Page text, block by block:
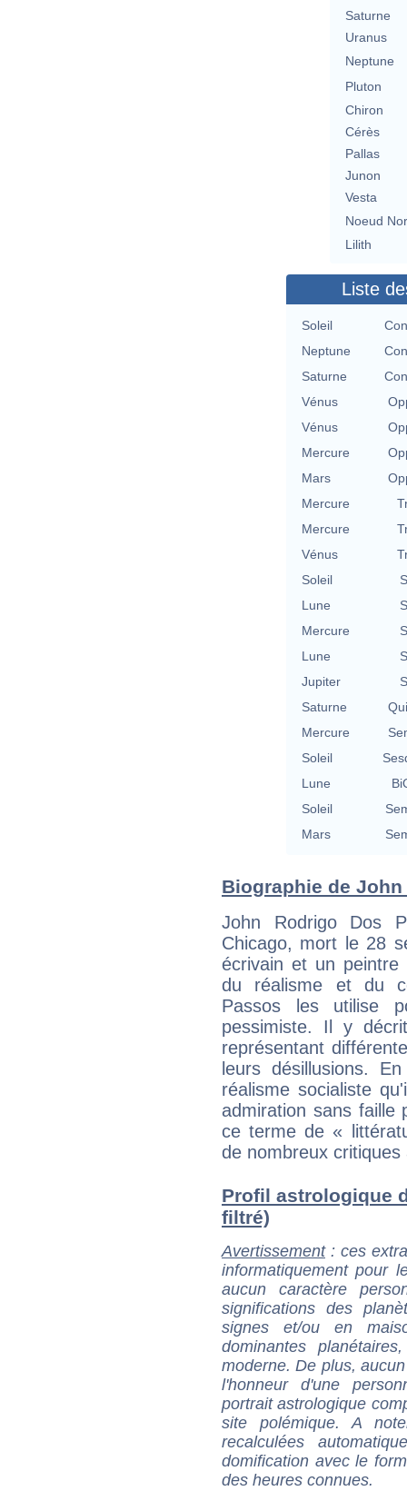
Saturne
Uranus
Neptune
Pluton
Chiron
Cérès
Pallas
Junon
Vesta
Noeud
Lilith
Liste
Soleil
Neptune
Saturne
Vénus
Vénus
Mercure
Mars
Mercure
Mercure
Vénus
Soleil
Lune
Mercure
Lune
Jupiter
Saturne
Mercure
Soleil
Lune
Soleil
Mars
Biographie de
John Rodrigo Dos
Chicago, mort le 28
écrivain et un peintre
du réalisme et du
Passos les utilise
pessimiste. Il y
représentant
leurs désillusions.
réalisme socialiste
admiration sans faille
ce terme de «
de nombreux
Profil astrologique
filtré)
Avertissement: ces
informatiquement pour
aucun caractère
significations des
signes et/ou en
dominantes
moderne. De plus,
l'honneur d'une
portrait astrologique
site polémique. A
recalculées
domification avec le
des heures connues.